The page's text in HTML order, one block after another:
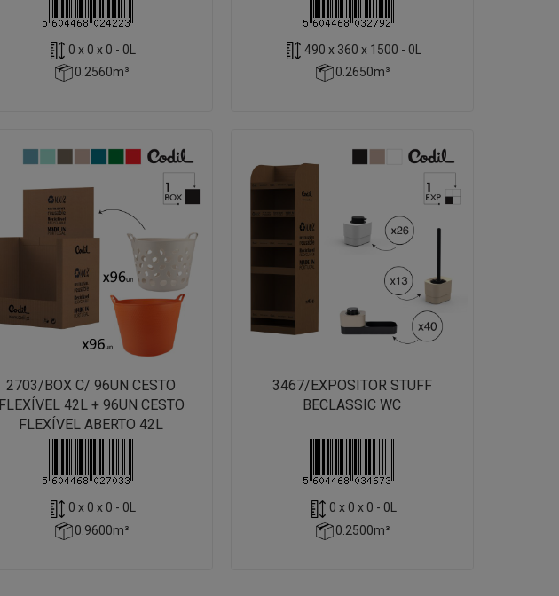
0 x 0 x 0 - 0L
0.2560m³
490 x 360 x 1500 - 0L
0.2650m³
2703/BOX C/ 96UN CESTO
FLEXÍVEL 42L + 96UN CESTO
FLEXÍVEL ABERTO 42L
0 x 0 x 0 - 0L
0.9600m³
3467/EXPOSITOR STUFF
BECLASSIC WC
0 x 0 x 0 - 0L
0.2500m³